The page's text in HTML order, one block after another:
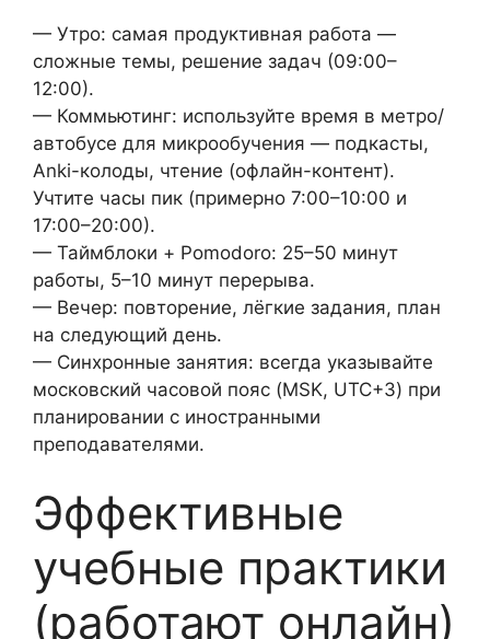
— Утро: самая продуктивная работа —
сложные темы, решение задач (09:00–
12:00).
— Коммьютинг: используйте время в метро/
автобусе для микрообучения — подкасты,
Anki-колоды, чтение (офлайн-контент).
Учтите часы пик (примерно 7:00–10:00 и
17:00–20:00).
— Таймблоки + Pomodoro: 25–50 минут
работы, 5–10 минут перерыва.
— Вечер: повторение, лёгкие задания, план
на следующий день.
— Синхронные занятия: всегда указывайте
московский часовой пояс (MSK, UTC+3) при
планировании с иностранными
преподавателями.
Эффективные
учебные практики
(работают онлайн)